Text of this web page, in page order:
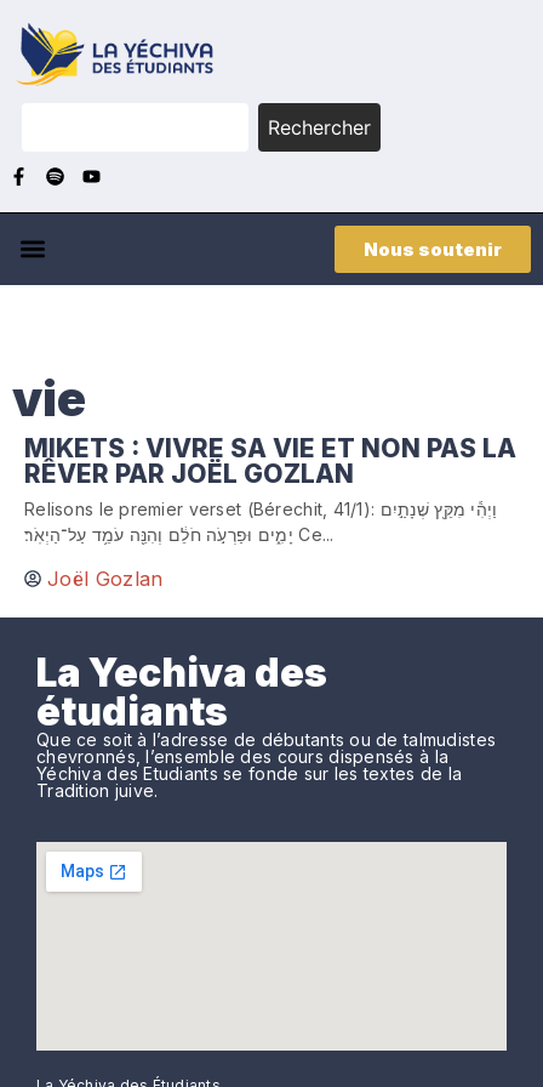
Rechercher
Nous soutenir
vie
MIKETS : VIVRE SA VIE ET NON PAS LA
RÊVER PAR JOËL GOZLAN
Relisons le premier verset (Bérechit, 41/1): וַיְהִ֕י מִקֵּ֖ץ שְׁנָתַ֣יִם
יָמִ֑ים וּפַרְעֹ֣ה חֹלֵ֔ם וְהִנֵּ֖ה עֹמֵ֥ד עַל־הַיְאֹֽר׃ Ce...
Joël Gozlan
La Yechiva des
étudiants
Que ce soit à l’adresse de débutants ou de talmudistes
chevronnés, l’ensemble des cours dispensés à la
Yéchiva des Etudiants se fonde sur les textes de la
Tradition juive.